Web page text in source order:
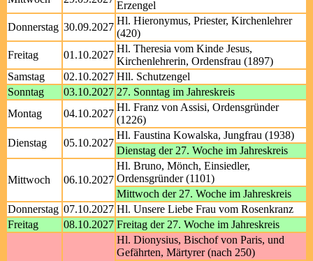
Erzengel
Donnerstag 30.09.2027
Hl. Hieronymus, Priester, Kirchenlehrer
(420)
Freitag
01.10.2027
Hl. Theresia vom Kinde Jesus,
Kirchenlehrerin, Ordensfrau (1897)
Samstag
02.10.2027 Hll. Schutzengel
Sonntag
03.10.2027 27. Sonntag im Jahreskreis
Montag
04.10.2027
Hl. Franz von Assisi, Ordensgründer
(1226)
Dienstag
05.10.2027
Hl. Faustina Kowalska, Jungfrau (1938)
Dienstag der 27. Woche im Jahreskreis
Mittwoch 06.10.2027
Hl. Bruno, Mönch, Einsiedler,
Ordensgründer (1101)
Mittwoch der 27. Woche im Jahreskreis
Donnerstag 07.10.2027 Hl. Unsere Liebe Frau vom Rosenkranz
Freitag
08.10.2027 Freitag der 27. Woche im Jahreskreis
Hl. Dionysius, Bischof von Paris, und
Gefährten, Märtyrer (nach 250)